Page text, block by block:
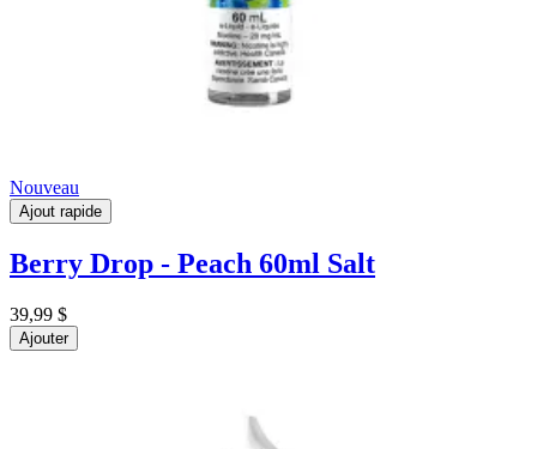
Nouveau
Ajout rapide
Berry Drop - Peach 60ml Salt
39,99 $
Ajouter